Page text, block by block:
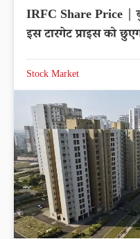
IRFC Share Price |
इस टारगेट प्राइस को
Stock Market